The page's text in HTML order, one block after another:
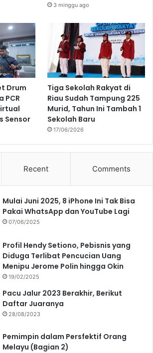
3 minggu ago
Drum
PCR
Sensor
Tiga Sekolah Rakyat di
Riau Sudah Tampung 225
Murid, Tahun Ini Tambah 1
Sekolah Baru
17/06/2026
Recent Comments
Mulai Juni 2025, 8 iPhone Ini Tak Bisa
Pakai WhatsApp dan YouTube Lagi
07/06/2025
Profil Hendy Setiono, Pebisnis yang
Diduga Terlibat Pencucian Uang
Menipu Jerome Polin hingga Okin
19/02/2025
Pacu Jalur 2023 Berakhir, Berikut
Daftar Juaranya
28/08/2023
Pemimpin dalam Persfektif Orang
Melayu (Bagian 2)